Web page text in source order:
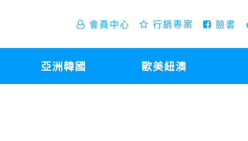
會員中心 行銷專案 臉書
亞洲韓國 歐美紐澳